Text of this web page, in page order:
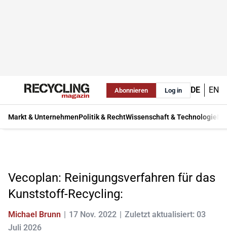
Abonnieren Log in DE EN
Markt & UnternehmenPolitik & RechtWissenschaft & Technologie
Vecoplan: Reinigungsverfahren für das
Kunststoff-Recycling:
Michael Brunn 17 Nov. 2022
Zuletzt aktualisiert: 03
Juli 2026